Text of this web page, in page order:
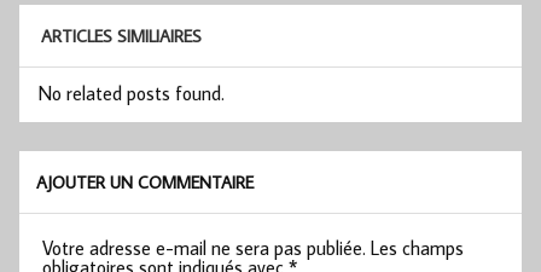
ARTICLES SIMILIAIRES
No related posts found.
AJOUTER UN COMMENTAIRE
Votre adresse e-mail ne sera pas publiée. Les champs
obligatoires sont indiqués avec*